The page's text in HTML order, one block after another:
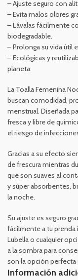
– Ajuste seguro con
– Evita malos olores
– Lávalas fácilmente
biodegradable.
– Prolonga su vida útil
– Ecológicas y
planeta.
La Toalla Femenina
buscan comodidad,
menstrual. Diseñada
fresca y libre de
el riesgo de
Gracias a su efecto
de frescura mientras
que son suaves al
y súper absorbentes,
la noche.
Su ajuste es seguro
fácilmente a tu
Lubella o cualquier
a la sombra para
son la opción perfecta
Información